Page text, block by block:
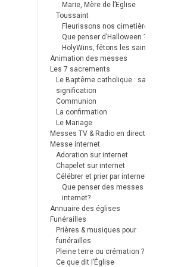
Marie, Mère de l’Eglise
Toussaint
Fleurissons nos cimetières
Que penser d’Halloween ?
HolyWins, fêtons les saints !
Animation des messes
Les 7 sacrements
Le Baptême catholique : sa
signification
Communion
La confirmation
Le Mariage
Messes TV & Radio en direct
Messe internet
Adoration sur internet
Chapelet sur internet
Célébrer et prier par internet
Que penser des messes
internet?
Annuaire des églises
Funérailles
Prières & musiques pour
funérailles
Pleine terre ou crémation ?
Ce que dit l’Église